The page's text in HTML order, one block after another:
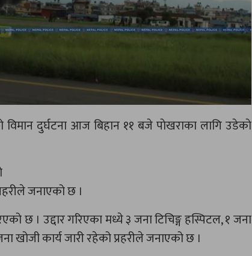
विमान दुर्घटना आज बिहान ११ बजे पाेखराका लागि उडेकाे
जनाएको छ ।
छ । उद्दार गरिएका मध्ये ३ जना टिचिङ्ग हस्पिटल, १ जना
कार्य जारी रहेको प्रहरीले जनाएको छ ।